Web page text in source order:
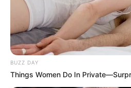
BUZZ DAY
Things Women Do In